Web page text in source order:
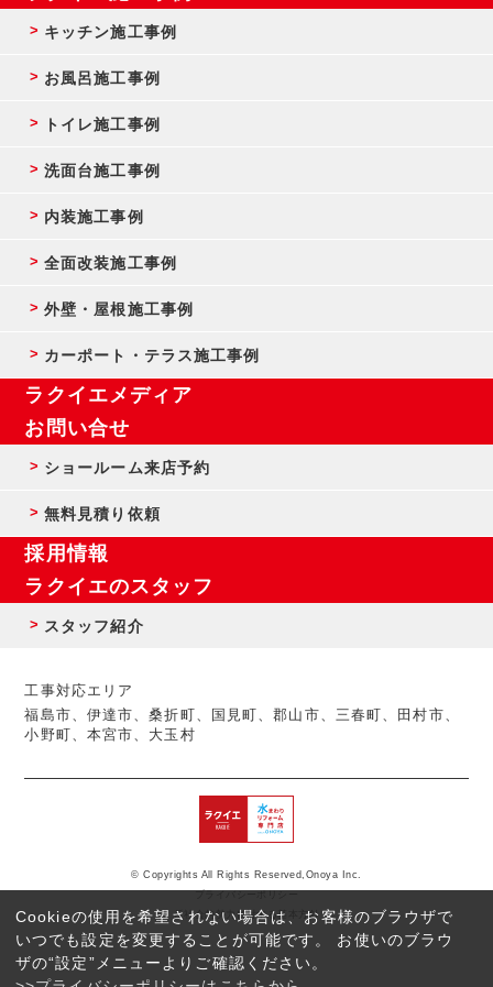
Cookieの使用を希望されない場合は、お客様のブラウザで
いつでも設定を変更することが可能です。 お使いのブラウ
ザの“設定”メニューよりご確認ください。
反社会的勢力に対する基本方針
© Copyrights All Rights Reserved,Onoya Inc.
キッチン施工事例
お風呂施工事例
トイレ施工事例
洗面台施工事例
内装施工事例
全面改装施工事例
外壁・屋根施工事例
カーポート・テラス施工事例
ラクイエメディア
お問い合せ
ショールーム来店予約
無料見積り依頼
採用情報
ラクイエのスタッフ
スタッフ紹介
工事対応エリア
福島市、伊達市、桑折町、国見町、郡山市、三春町、田村市、
小野町、本宮市、大玉村